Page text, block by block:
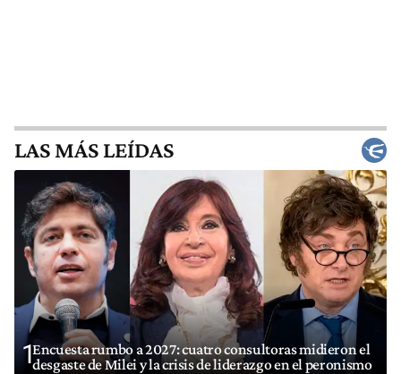
LAS MÁS LEÍDAS
1Encuesta rumbo a 2027: cuatro consultoras midieron el
desgaste de Milei y la crisis de liderazgo en el peronismo